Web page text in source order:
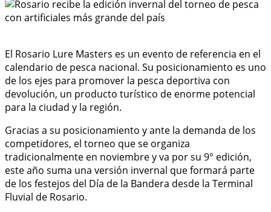
El Rosario Lure Masters es un evento de referencia en el
calendario de pesca nacional. Su posicionamiento es uno
de los ejes para promover la pesca deportiva con
devolución, un producto turístico de enorme potencial
para la ciudad y la región.
Gracias a su posicionamiento y ante la demanda de los
competidores, el torneo que se organiza
tradicionalmente en noviembre y va por su 9° edición,
este año suma una versión invernal que formará parte
de los festejos del Día de la Bandera desde la Terminal
Fluvial de Rosario.